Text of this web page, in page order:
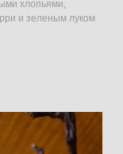
хлопьями,
и зеленым луком